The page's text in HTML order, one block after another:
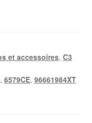
et accessoires, C3
, 6579CE, 96661984XT